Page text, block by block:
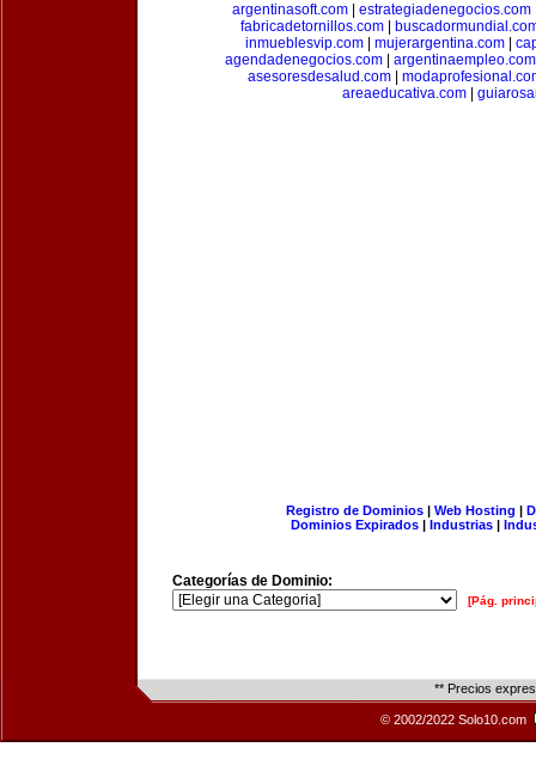
argentinasoft.com| estrategiadenegocios.com
fabricadetornillos.com
inmueblesvip.com
mujerargentina.com
agendadenegocios.com| argentinaempleo.com
asesoresdesalud.com|
areaeducativa.com|
Registro de Dominios| Web Hosting |
Dominios Expirados | Industrias |
Categorías de Dominio:
[Pág.
** Precios
© 2002/2022 Solo10.com